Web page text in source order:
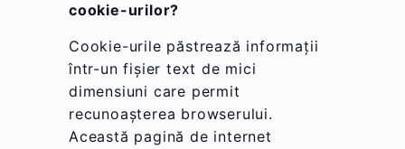
cookie-urilor?
Cookie-urile păstrează informații
într-un fișier text de mici
dimensiuni care permit
recunoașterea browserului.
Această pagină de internet